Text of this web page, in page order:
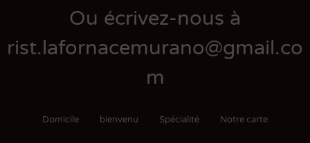
Ou écrivez-nous à
rist.lafornacemurano@gmail.co
m
Domicile bienvenu Spécialité Notre carte